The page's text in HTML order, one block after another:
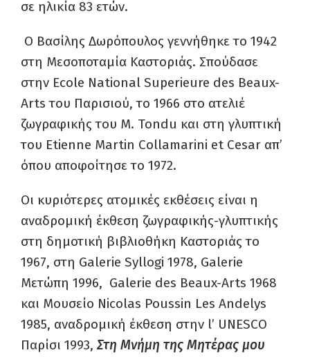
σε ηλικία 83 ετών.
Ο Βασίλης Δωρόπουλος γεννήθηκε το 1942
στη Μεσοποταμία Καστοριάς. Σπούδασε
στην Ecole National Superieure des Beaux-
Arts του Παρισιού, το 1966 στο ατελιέ
ζωγραφικής του Μ. Tondu και στη γλυπτική
του Etienne Martin Collamarini et Cesar απ’
όπου αποφοίτησε το 1972.
Οι κυριότερες ατομικές εκθέσεις είναι η
αναδρομική έκθεση ζωγραφικής-γλυπτικής
στη δημοτική βιβλιοθήκη Καστοριάς το
1967, στη Galerie Syllogi 1978, Galerie
Μετώπη 1996, Galerie des Beaux-Arts 1968
και Mουσείο Nicolas Poussin Les Andelys
1985, αναδρομική έκθεση στην l’ UNESCO
Παρίσι 1993, Στη Μνήμη της Μητέρας μου